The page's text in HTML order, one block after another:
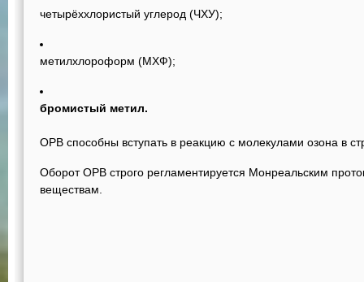
четырёххлористый углерод (ЧХУ);
метилхлороформ (МХФ);
бромистый метил.
ОРВ способны вступать в реакцию с молекулами озона в
Оборот ОРВ строго регламентируется Монреальским
веществам.